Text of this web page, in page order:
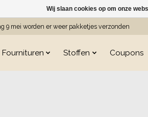
9 mei worden er weer pakketjes verzonden
Fournituren Stoffen Coupons
Wij slaan cookies op om onze